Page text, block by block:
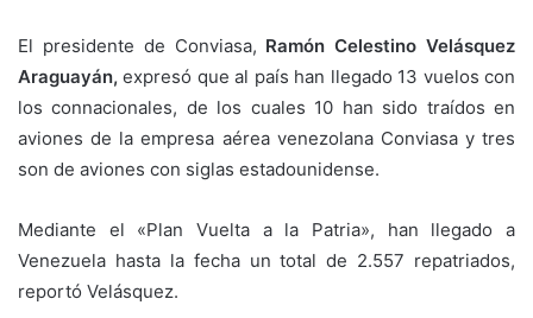
El presidente de Conviasa, Ramón Celestino Velásquez
Araguayán, expresó que al país han llegado 13 vuelos con
los connacionales, de los cuales 10 han sido traídos en
aviones de la empresa aérea venezolana Conviasa y tres
son de aviones con siglas estadounidense.
Mediante el «Plan Vuelta a la Patria», han llegado a
Venezuela hasta la fecha un total de 2.557 repatriados,
reportó Velásquez.